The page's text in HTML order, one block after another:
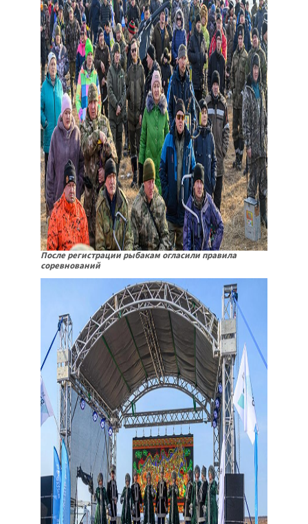
После регистрации рыбакам огласили правила
соревнований